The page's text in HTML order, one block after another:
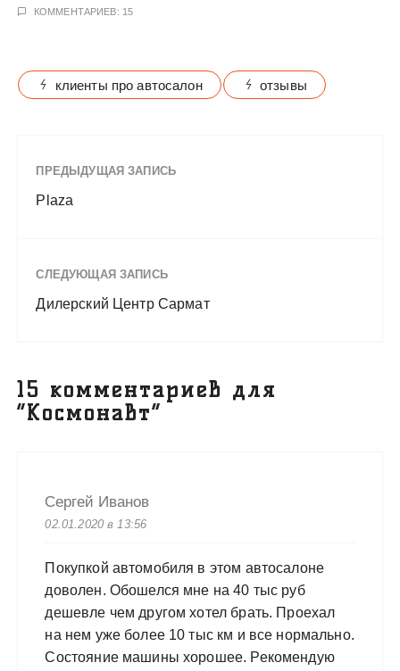
КОММЕНТАРИЕВ: 15
клиенты про автосалон отзывы
ПРЕДЫДУЩАЯ ЗАПИСЬ
Plaza
СЛЕДУЮЩАЯ ЗАПИСЬ
Дилерский Центр Сармат
15 комментариев для
“Космонавт”
Сергей Иванов
02.01.2020 в 13:56
Покупкой автомобиля в этом автосалоне
доволен. Обошелся мне на 40 тыс руб
дешевле чем другом хотел брать. Проехал
на нем уже более 10 тыс км и все нормально.
Состояние машины хорошее. Рекомендую